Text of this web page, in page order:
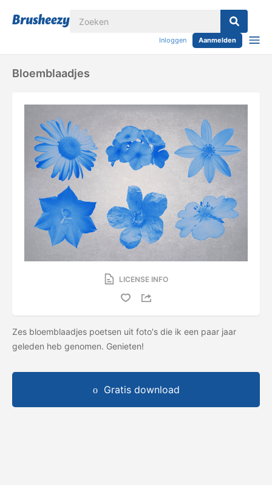
Inloggen Aanmelden
Bloemblaadjes
LICENSE INFO
Zes bloemblaadjes poetsen uit foto's die ik een paar jaar
geleden heb genomen. Genieten!
Gratis download